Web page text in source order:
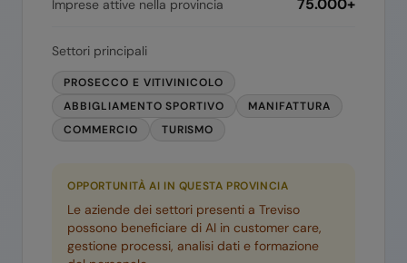
Imprese attive nella provincia 75.000+
Settori principali
PROSECCO E VITIVINICOLO
ABBIGLIAMENTO SPORTIVO
MANIFATTURA
COMMERCIO
TURISMO
OPPORTUNITÀ AI IN QUESTA PROVINCIA
Le aziende dei settori presenti a Treviso
possono beneficiare di AI in customer care,
gestione processi, analisi dati e formazione